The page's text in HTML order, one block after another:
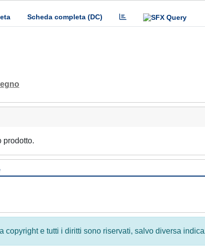
Scheda completa (DC)
prodotto.
copyright e tutti i diritti sono riservati, salvo diversa